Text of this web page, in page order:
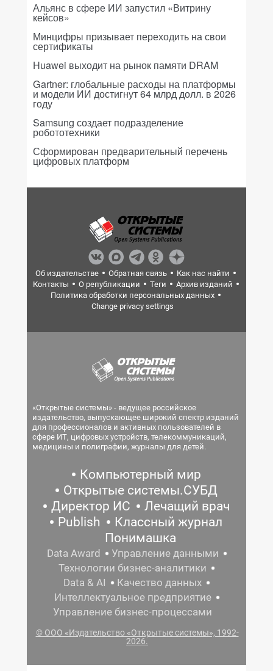
Альянс в сфере ИИ запустил «Витрину
кейсов»
Минцифры призывает переходить на свои
сертификаты
Huawei выходит на рынок памяти DRAM
Gartner: глобальные расходы на платформы
и модели ИИ достигнут 64 млрд долл. в 2026
году
Samsung создает подразделение
робототехники
Сформирован предварительный перечень
цифровых платформ
Об издательстве Обратная связь
Как нас найти
Контакты
О републикации Теги
Архив изданий
Политика обработки персональных данных
Change privacy settings
«Открытые системы» - ведущее российское
издательство, выпускающее широкий спектр изданий
для профессионалов и активных пользователей в
сфере ИТ, цифровых устройств, телекоммуникаций,
медицины и полиграфии, журналы для детей.
Компьютерный мир
Открытые системы.СУБД
Директор ИС
Лечащий врач
Publish
Классный журнал
Понимашка
Data Award
Управление данными
Технологии бизнес-аналитики
Data & AI
Качество данных
Интеллектуальное предприятие
Управление бизнес-процессами
© ООО «Издательство «Открытые системы», 1992-
2026.